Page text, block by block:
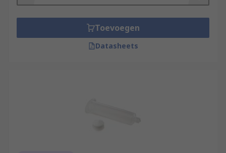
Toevoegen
Datasheets